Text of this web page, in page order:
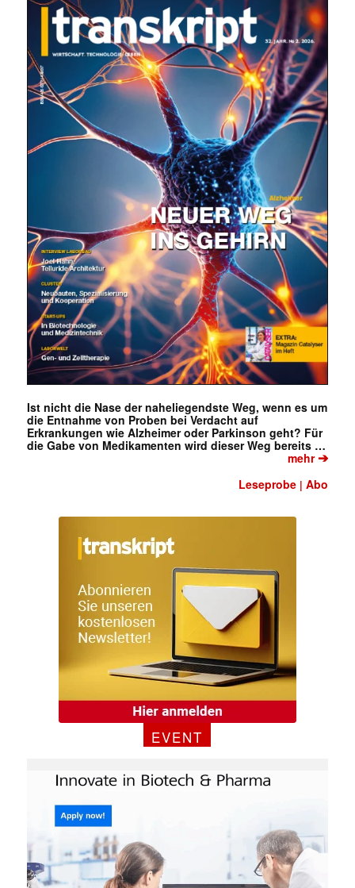
Mit dem |transkript-Newsletter
(erforderlich)
Ist nicht die Nase der naheliegendste Weg, wenn es um
die Entnahme von Proben bei Verdacht auf
Erkrankungen wie Alzheimer oder Parkinson geht? Für
die Gabe von Medikamenten wird dieser Weg bereits …
mehr➔
Leseprobe |Abo
EVENT